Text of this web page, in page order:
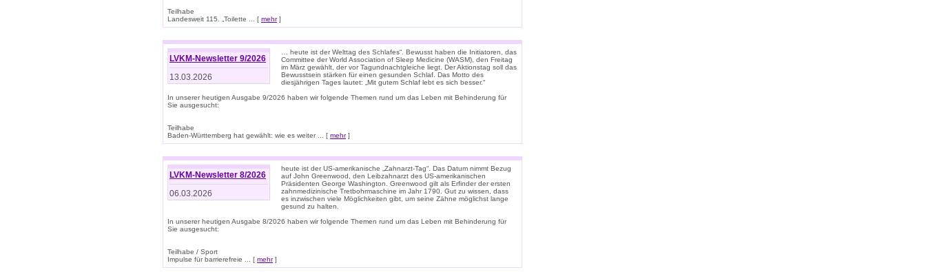
Teilhabe
Landesweit 115. „Toilette ... [ mehr]
LVKM-Newsletter 9/2026
13.03.2026
… heute ist der Welttag des Schlafes“. Bewusst haben die Initiatoren, das
Committee der World Association of Sleep Medicine (WASM), den Freitag
im März gewählt, der vor Tagundnachtgleiche liegt. Der Aktionstag soll das
Bewusstsein stärken für einen gesunden Schlaf. Das Motto des
diesjährigen Tages lautet: „Mit gutem Schlaf lebt es sich besser.“
In unserer heutigen Ausgabe 9/2026 haben wir folgende Themen rund um das Leben mit Behinderung für
Sie ausgesucht:
Teilhabe
Baden-Württemberg hat gewählt: wie es weiter ... [ mehr]
LVKM-Newsletter 8/2026
06.03.2026
heute ist der US-amerikanische „Zahnarzt-Tag“. Das Datum nimmt Bezug
auf John Greenwood, den Leibzahnarzt des US-amerikanischen
Präsidenten George Washington. Greenwood gilt als Erfinder der ersten
zahnmedizinische Tretbohrmaschine im Jahr 1790. Gut zu wissen, dass
es inzwischen viele Möglichkeiten gibt, um seine Zähne möglichst lange
gesund zu halten.
In unserer heutigen Ausgabe 8/2026 haben wir folgende Themen rund um das Leben mit Behinderung für
Sie ausgesucht:
Teilhabe / Sport
Impulse für barrierefreie ... [ mehr]